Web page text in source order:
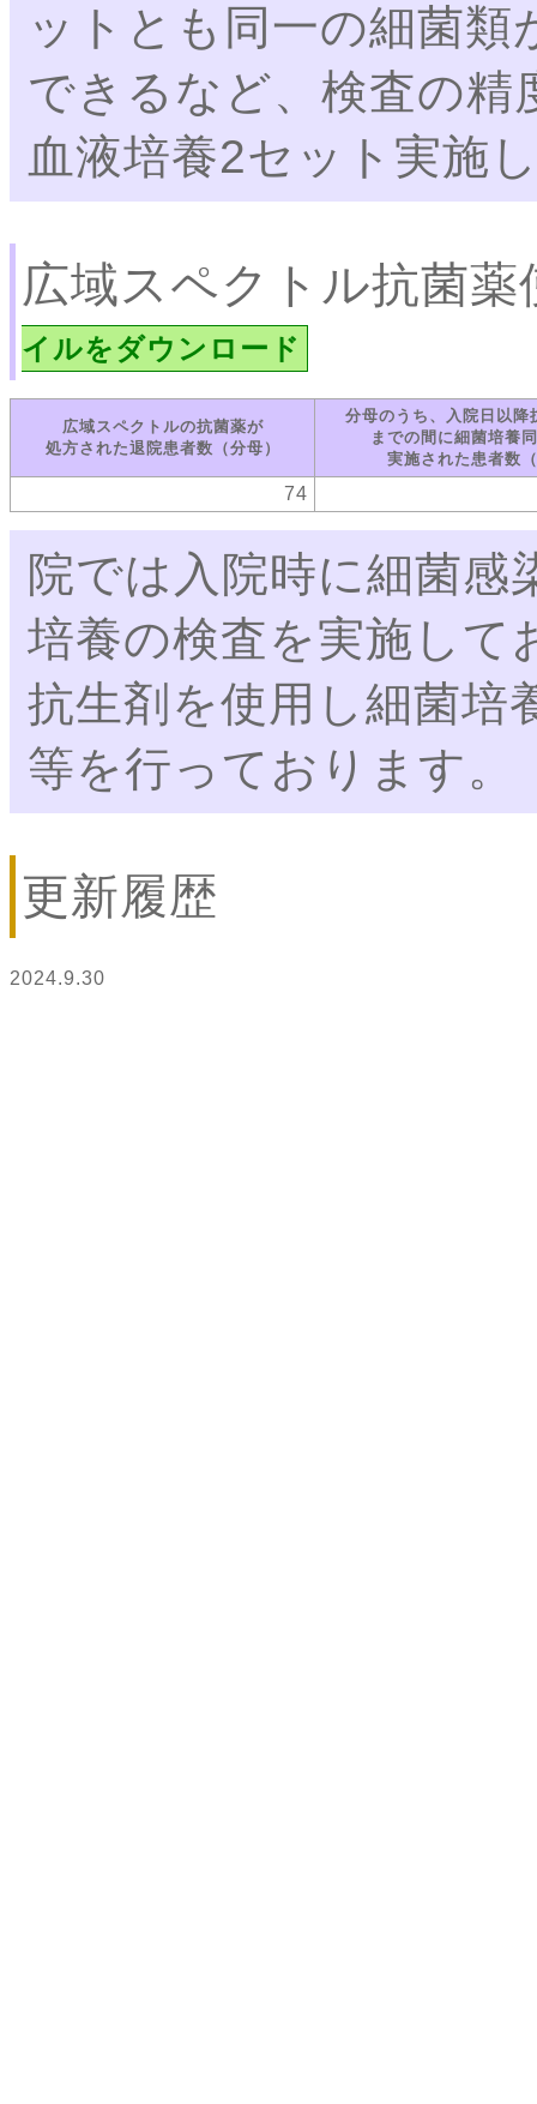
ットとも同一の細菌
できるなど、検査の精
血液培養2セット実施
広域スペクトル抗菌
イルをダウンロード
広域スペクトルの抗菌薬が
処方された退院患者数（分母）
分母のうち、入院日以降
までの間に細菌培養
実施された患者数
74
院では入院時に細菌感
培養の検査を実施して
抗生剤を使用し細菌培
等を行っております。
更新履歴
2024.9.30